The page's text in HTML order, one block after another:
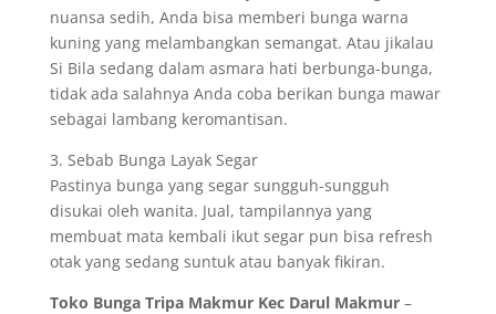
nuansa sedih, Anda bisa memberi bunga warna
kuning yang melambangkan semangat. Atau jikalau
Si Bila sedang dalam asmara hati berbunga-bunga,
tidak ada salahnya Anda coba berikan bunga mawar
sebagai lambang keromantisan.
3. Sebab Bunga Layak Segar
Pastinya bunga yang segar sungguh-sungguh
disukai oleh wanita. Jual, tampilannya yang
membuat mata kembali ikut segar pun bisa refresh
otak yang sedang suntuk atau banyak fikiran.
Toko Bunga Tripa Makmur Kec Darul Makmur–